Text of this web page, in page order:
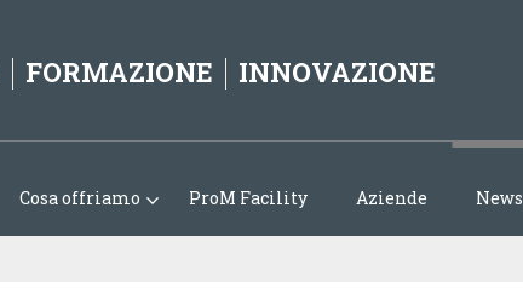
FORMAZIONE INNOVAZIONE
Cosa offriamo ProM Facility Aziende News